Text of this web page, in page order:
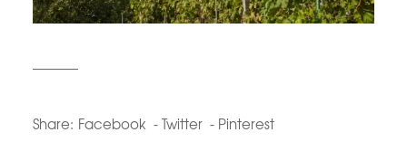
Share: Facebook Twitter Pinterest